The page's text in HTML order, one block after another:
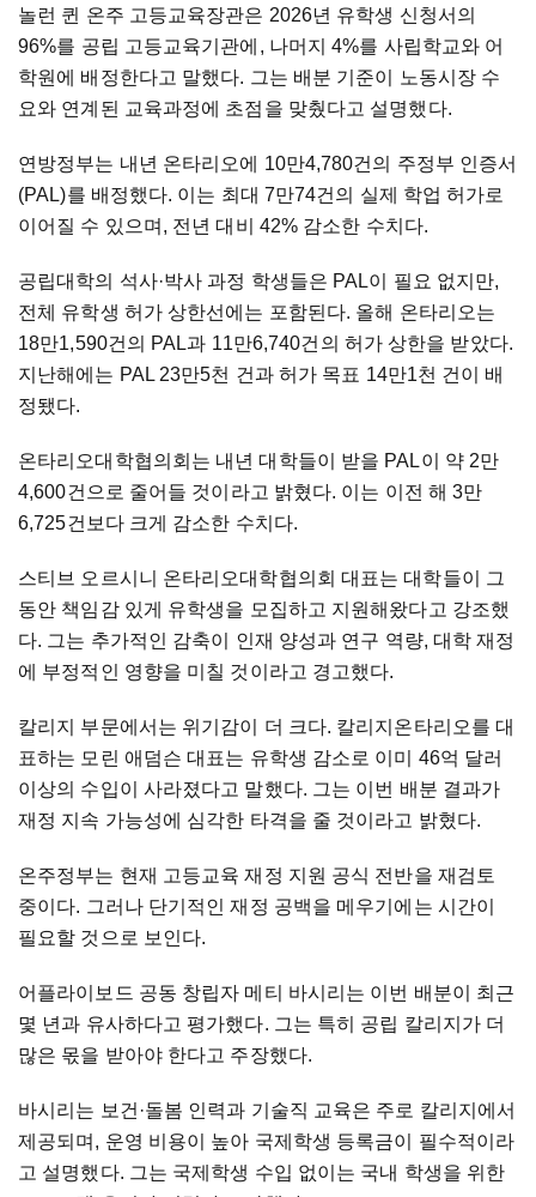
놀런 퀸 온주 고등교육장관은 2026년 유학생 신청서의
96%를 공립 고등교육기관에, 나머지 4%를 사립학교와 어
학원에 배정한다고 말했다. 그는 배분 기준이 노동시장 수
요와 연계된 교육과정에 초점을 맞췄다고 설명했다.
연방정부는 내년 온타리오에 10만4,780건의 주정부 인증서
(PAL)를 배정했다. 이는 최대 7만74건의 실제 학업 허가로
이어질 수 있으며, 전년 대비 42% 감소한 수치다.
공립대학의 석사·박사 과정 학생들은 PAL이 필요 없지만,
전체 유학생 허가 상한선에는 포함된다. 올해 온타리오는
18만1,590건의 PAL과 11만6,740건의 허가 상한을 받았다.
지난해에는 PAL 23만5천 건과 허가 목표 14만1천 건이 배
정됐다.
온타리오대학협의회는 내년 대학들이 받을 PAL이 약 2만
4,600건으로 줄어들 것이라고 밝혔다. 이는 이전 해 3만
6,725건보다 크게 감소한 수치다.
스티브 오르시니 온타리오대학협의회 대표는 대학들이 그
동안 책임감 있게 유학생을 모집하고 지원해왔다고 강조했
다. 그는 추가적인 감축이 인재 양성과 연구 역량, 대학 재정
에 부정적인 영향을 미칠 것이라고 경고했다.
칼리지 부문에서는 위기감이 더 크다. 칼리지온타리오를 대
표하는 모린 애덤슨 대표는 유학생 감소로 이미 46억 달러
이상의 수입이 사라졌다고 말했다. 그는 이번 배분 결과가
재정 지속 가능성에 심각한 타격을 줄 것이라고 밝혔다.
온주정부는 현재 고등교육 재정 지원 공식 전반을 재검토
중이다. 그러나 단기적인 재정 공백을 메우기에는 시간이
필요할 것으로 보인다.
어플라이보드 공동 창립자 메티 바시리는 이번 배분이 최근
몇 년과 유사하다고 평가했다. 그는 특히 공립 칼리지가 더
많은 몫을 받아야 한다고 주장했다.
바시리는 보건·돌봄 인력과 기술직 교육은 주로 칼리지에서
제공되며, 운영 비용이 높아 국제학생 등록금이 필수적이라
고 설명했다. 그는 국제학생 수입 없이는 국내 학생을 위한